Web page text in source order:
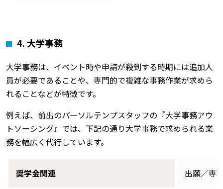
4. 大学事務
大学事務は、イベント時や申請が殺到する時期には追加人
員が必要であることや、専門的で複雑な事務作業が求めら
れることなどが特徴です。
例えば、前出のパーソルテンプスタッフの『大学事務アウ
トソーシング』では、下記の通り大学事務で求められる業
務を幅広く代行しています。
奨学金関連 出願／専